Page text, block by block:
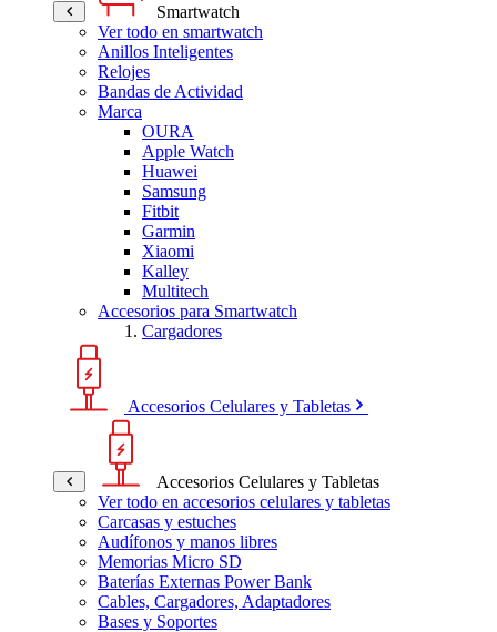
Smartwatch
Ver todo en smartwatch
Anillos Inteligentes
Relojes
Bandas de Actividad
Marca
OURA
Apple Watch
Huawei
Samsung
Fitbit
Garmin
Xiaomi
Kalley
Multitech
Accesorios para Smartwatch
Cargadores
Accesorios Celulares y Tabletas
Accesorios Celulares y Tabletas
Ver todo en accesorios celulares y tabletas
Carcasas y estuches
Audífonos y manos libres
Memorias Micro SD
Baterías Externas Power Bank
Cables, Cargadores, Adaptadores
Bases y Soportes